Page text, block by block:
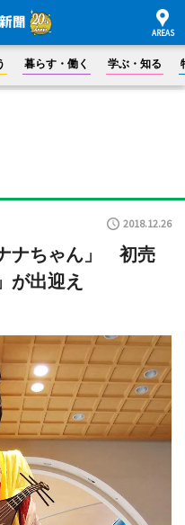
暮らす・働く 学ぶ・知る
2018.12.26
ナちゃん」 初売
が出迎え